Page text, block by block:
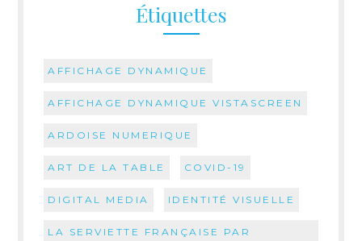
Étiquettes
AFFICHAGE DYNAMIQUE
AFFICHAGE DYNAMIQUE VISTASCREEN
ARDOISE NUMERIQUE
ART DE LA TABLE COVID-19
DIGITAL MEDIA IDENTITÉ VISUELLE
LA SERVIETTE FRANÇAISE PAR